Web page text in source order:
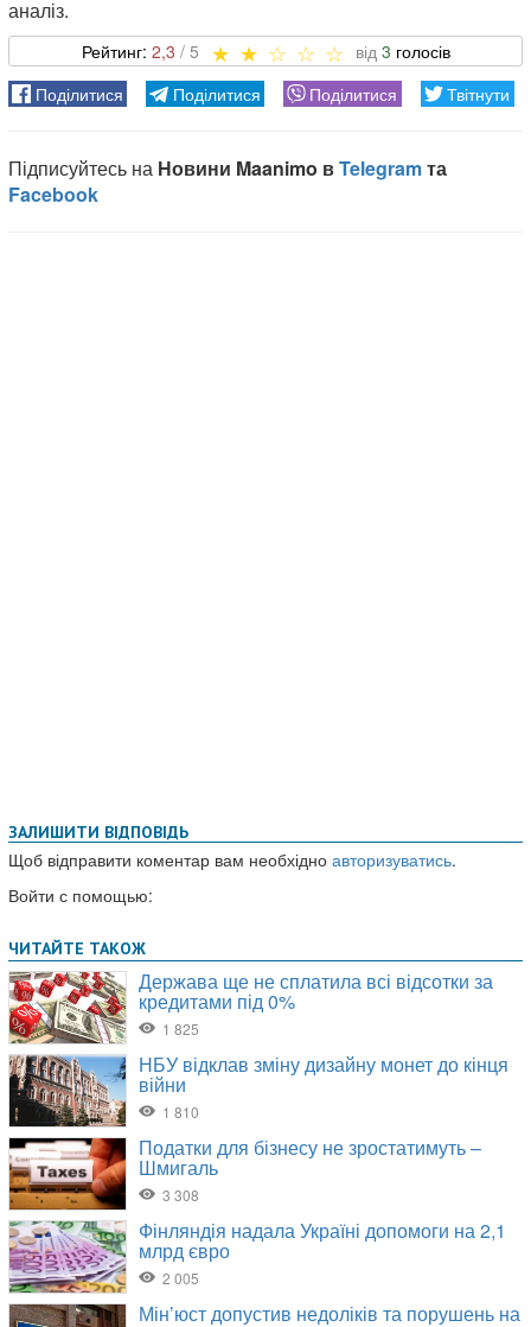
аналіз.
2,3 3
ЗАЛИШИТИ ВІДПОВІДЬ
Щоб відправити коментар вам необхідно авторизуватись.
Войти с помощью: